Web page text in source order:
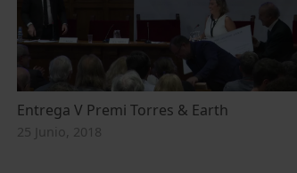
Entrega V Premi Torres & Earth
25 Junio, 2018